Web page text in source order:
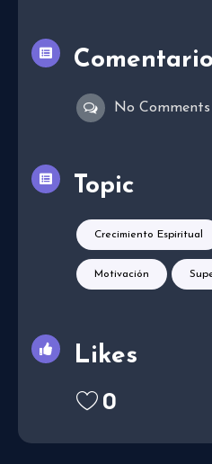
No Comments
Topic
Crecimiento Espiritual
Motivación
Likes
0